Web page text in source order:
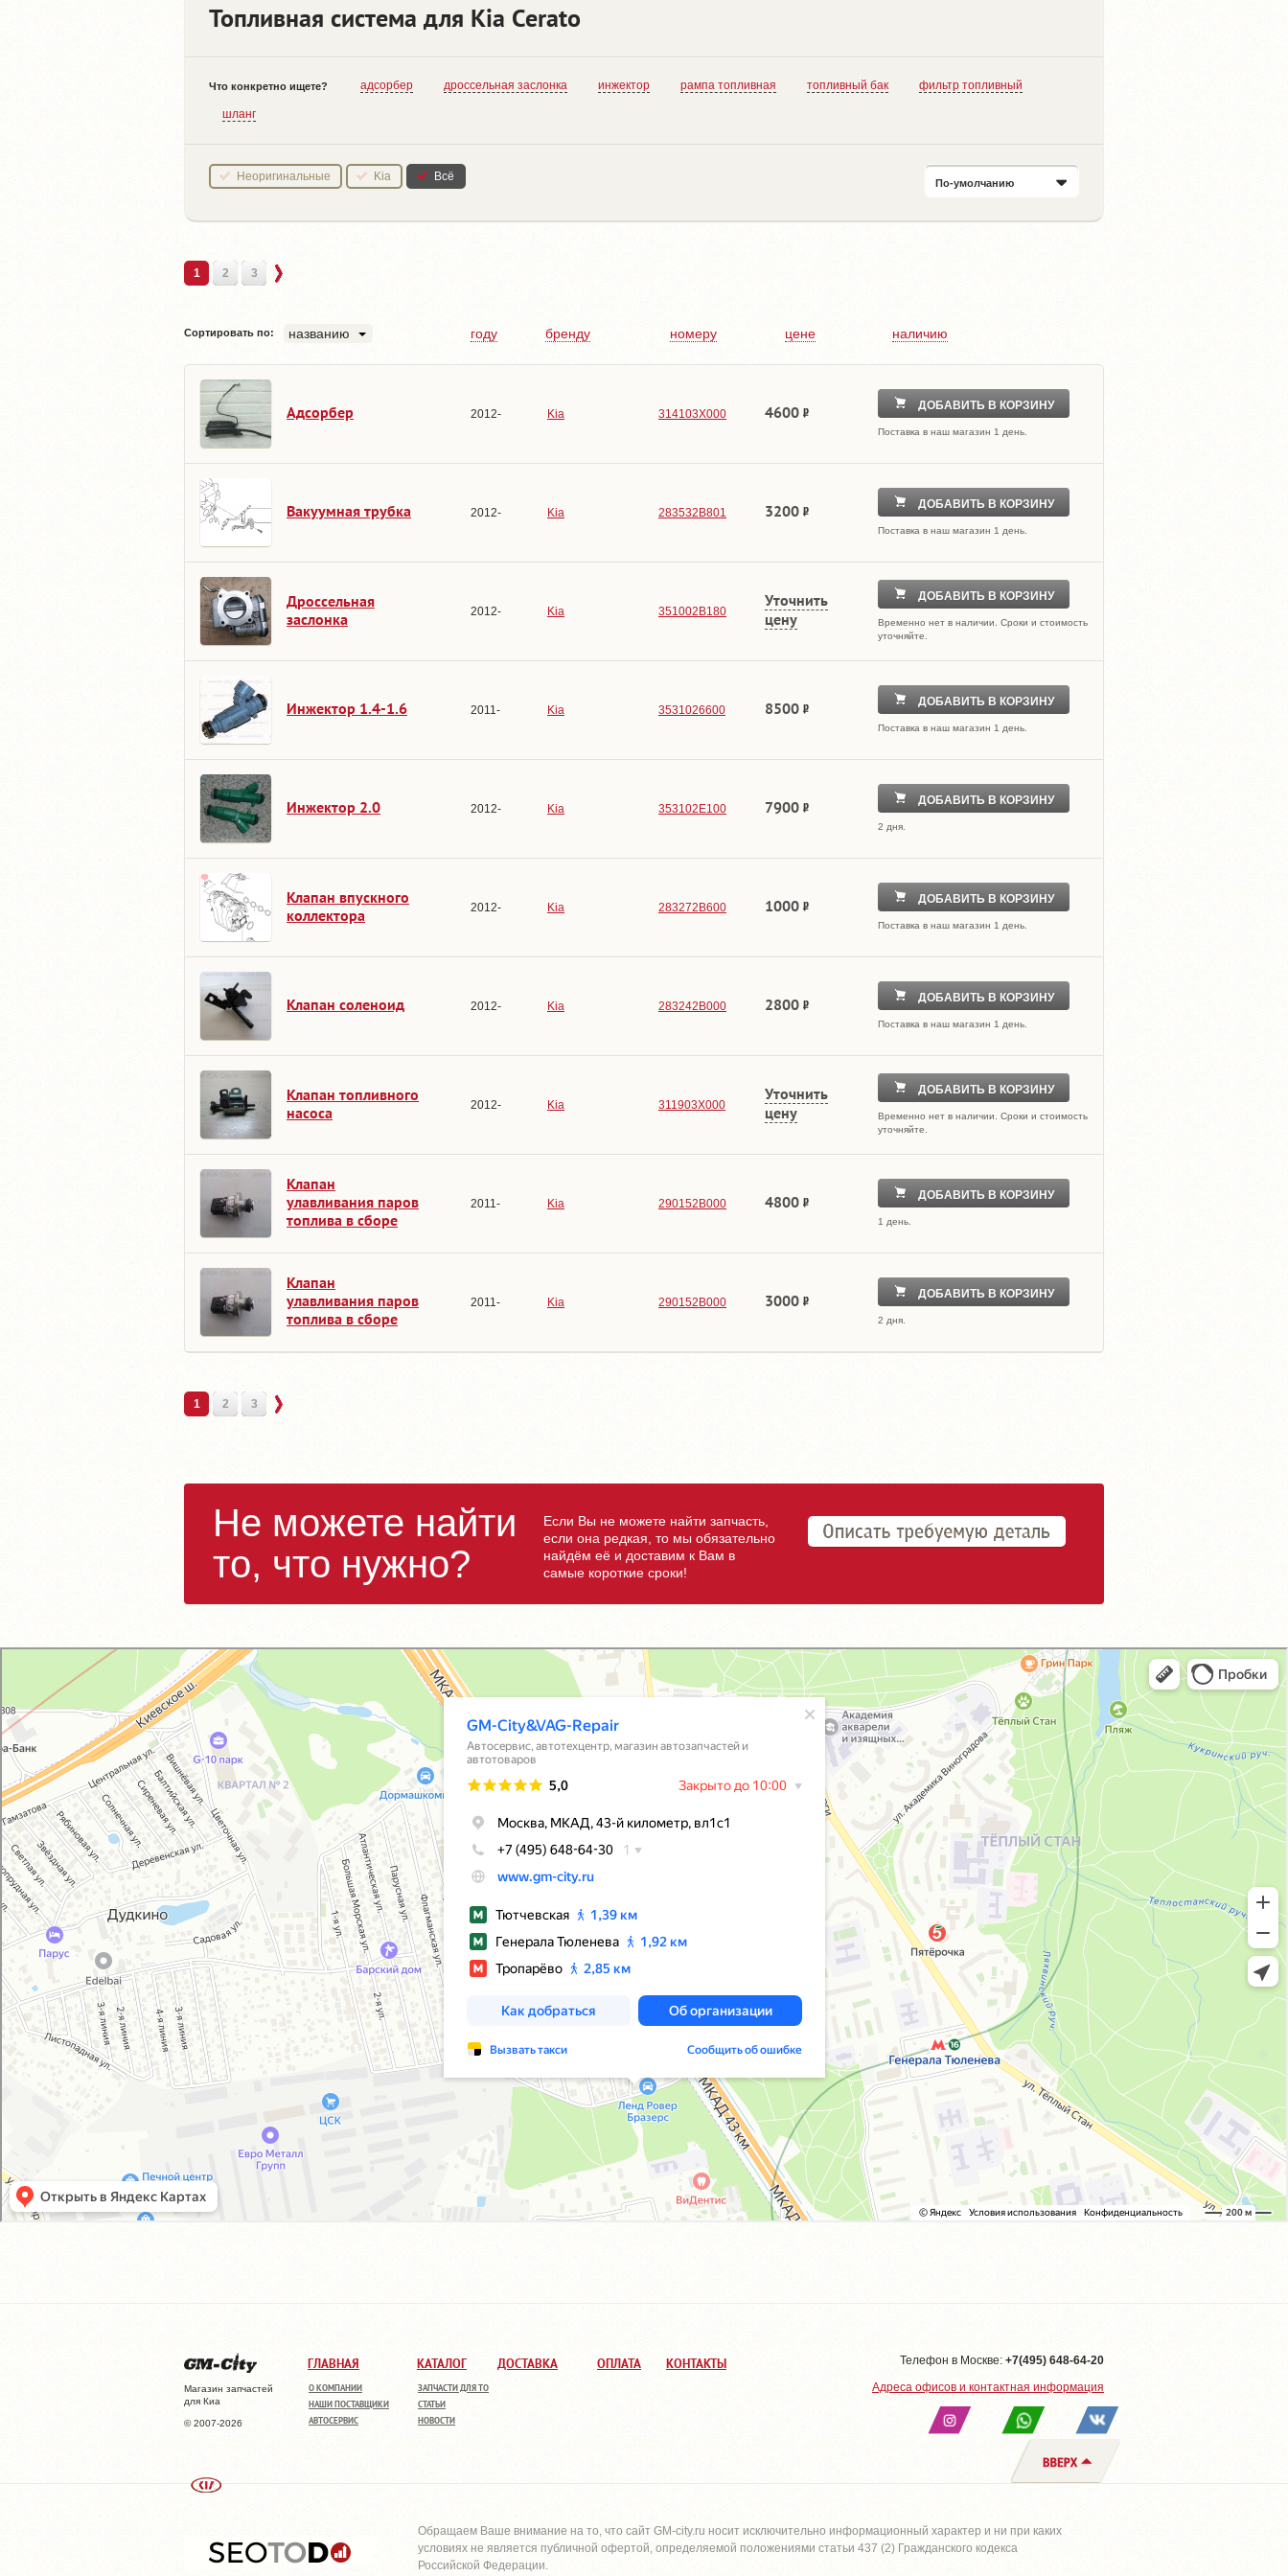
Топливная система для Kia Cerato
Что конкретно ищете? адсорбер дроссельная заслонка инжектор рампа топливная топливный бак фильтр топливный
шланг
Неоригинальные Kia Всё По-умолчанию
1 2 3
Сортировать по: названию году бренду номеру цене наличию
Адсорбер 2012- Kia 314103X000 4600 ДОБАВИТЬ В КОРЗИНУ
Поставка в наш магазин 1 день.
Вакуумная трубка 2012- Kia 283532B801 3200 ДОБАВИТЬ В КОРЗИНУ
Поставка в наш магазин 1 день.
Дроссельная
заслонка
2012- Kia 351002B180
Уточнить
цену
ДОБАВИТЬ В КОРЗИНУ
Временно нет в наличии. Сроки и стоимость
уточняйте.
Инжектор 1.4-1.6 2011- Kia 3531026600 8500 ДОБАВИТЬ В КОРЗИНУ
Поставка в наш магазин 1 день.
Инжектор 2.0 2012- Kia 353102E100 7900 ДОБАВИТЬ В КОРЗИНУ
2 дня.
Клапан впускного
коллектора
2012- Kia 283272B600 1000 ДОБАВИТЬ В КОРЗИНУ
Поставка в наш магазин 1 день.
Клапан соленоид 2012- Kia 283242B000 2800 ДОБАВИТЬ В КОРЗИНУ
Поставка в наш магазин 1 день.
Клапан топливного
насоса
2012- Kia 311903X000
Уточнить
цену
ДОБАВИТЬ В КОРЗИНУ
Временно нет в наличии. Сроки и стоимость
уточняйте.
Клапан
улавливания паров
топлива в сборе
2011- Kia 290152B000 4800 ДОБАВИТЬ В КОРЗИНУ
1 день.
Клапан
улавливания паров
топлива в сборе
2011- Kia 290152B000 3000 ДОБАВИТЬ В КОРЗИНУ
2 дня.
1 2 3
Не можете найти
то, что нужно?
Если Вы не можете найти запчасть,
если она редкая, то мы обязательно
найдём её и доставим к Вам в
самые короткие сроки!
GM-City&VAG-Repair
Автосервис, автотехцентр в Москве
Магазин автозапчастей и автотоваров в Москве
Магазин запчастей
для Киа
© 2007-2026
ГЛАВНАЯ
О КОМПАНИИ
НАШИ ПОСТАВЩИКИ
АВТОСЕРВИС
КАТАЛОГ
ЗАПЧАСТИ ДЛЯ ТО
СТАТЬИ
НОВОСТИ
ДОСТАВКА ОПЛАТА КОНТАКТЫ Телефон в Москве: +7(495) 648-64-20
Адреса офисов и контактная информация
Обращаем Ваше внимание на то, что сайт GM-city.ru носит исключительно информационный характер и ни при каких
условиях не является публичной офертой, определяемой положениями статьи 437 (2) Гражданского кодекса
Российской Федерации.